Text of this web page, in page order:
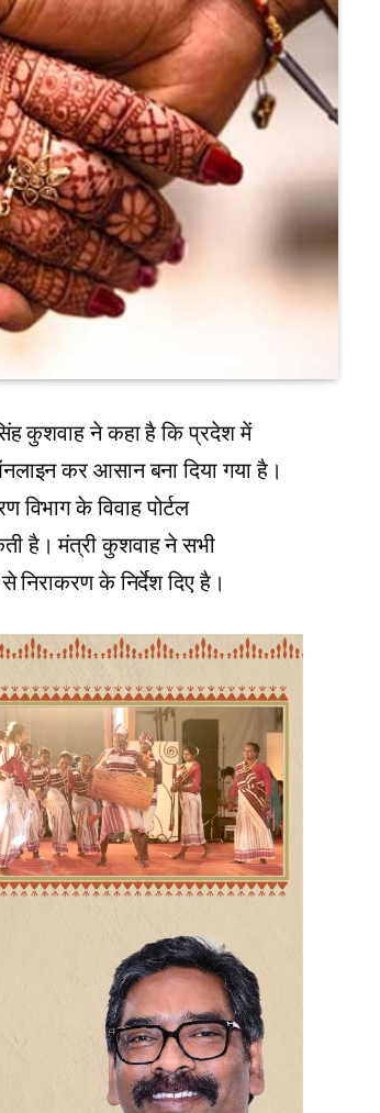
कुशवाह ने कहा है कि प्रदेश में
कर आसान बना दिया गया है।
विभाग के विवाह पोर्टल
है। मंत्री कुशवाह ने सभी
निराकरण के निर्देश दिए है।